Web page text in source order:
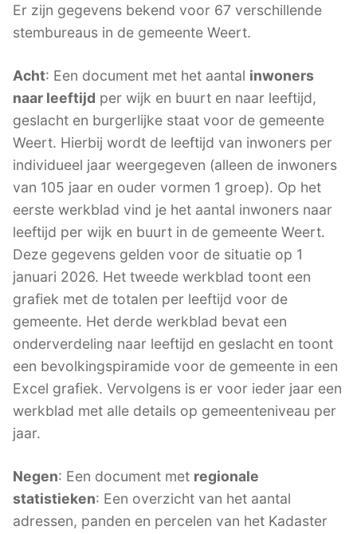
Er zijn gegevens bekend voor 67 verschillende
stembureaus in de gemeente Weert.
Acht: Een document met het aantal inwoners
naar leeftijd per wijk en buurt en naar leeftijd,
geslacht en burgerlijke staat voor de gemeente
Weert. Hierbij wordt de leeftijd van inwoners per
individueel jaar weergegeven (alleen de inwoners
van 105 jaar en ouder vormen 1 groep). Op het
eerste werkblad vind je het aantal inwoners naar
leeftijd per wijk en buurt in de gemeente Weert.
Deze gegevens gelden voor de situatie op 1
januari 2026. Het tweede werkblad toont een
grafiek met de totalen per leeftijd voor de
gemeente. Het derde werkblad bevat een
onderverdeling naar leeftijd en geslacht en toont
een bevolkingspiramide voor de gemeente in een
Excel grafiek. Vervolgens is er voor ieder jaar een
werkblad met alle details op gemeenteniveau per
jaar.
Negen: Een document met regionale
statistieken: Een overzicht van het aantal
adressen, panden en percelen van het Kadaster